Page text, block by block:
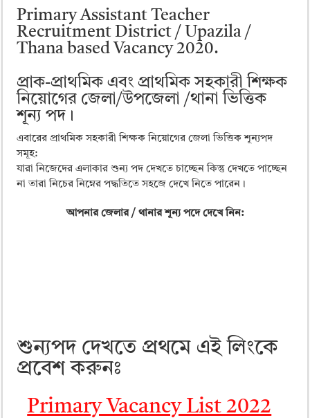
ময়মনসিংহ বোর্ড এইচএসসি রেজাল্ট ২০২৫ – HSC Result 2025 Mymensingh
দিনাজপুর বোর্ড এইচএসসি রেজাল্ট ২০২৫ – HSC Result 2025 Dinajpur Board
সিলেট বোর্ড এইচএসসি রেজাল্ট ২০২৫ – HSC Result 2025 Sylhet Board
Primary Assistant Teacher
Recruitment District / Upazila /
Thana based Vacancy 2020.
প্রাক-প্রাথমিক এবং প্রাথমিক সহকারী শিক্ষক
নিয়োগের জেলা/উপজেলা /থানা ভিত্তিক
শূন্য পদ।
এবারের প্রাথমিক সহকারী শিক্ষক নিয়োগের জেলা ভিত্তিক শূন্যপদ
সমূহ:
যারা নিজেদের এলাকার শুন্য পদ দেখতে চাচ্ছেন কিন্তু দেখতে পাচ্ছেন
না তারা নিচের নিম্নের পদ্ধতিতে সহজে দেখে নিতে পারেন।
আপনার জেলার / থানার শূন্য পদে দেখে নিন:
শুন্যপদ দেখতে প্রথমে এই লিংকে
প্রবেশ করুনঃ
Primary Vacancy List 2022